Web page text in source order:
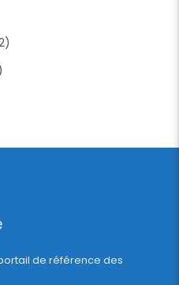
de référence des